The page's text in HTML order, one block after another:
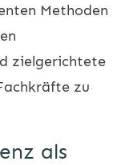
Methoden
zielgerichtete
zu
als